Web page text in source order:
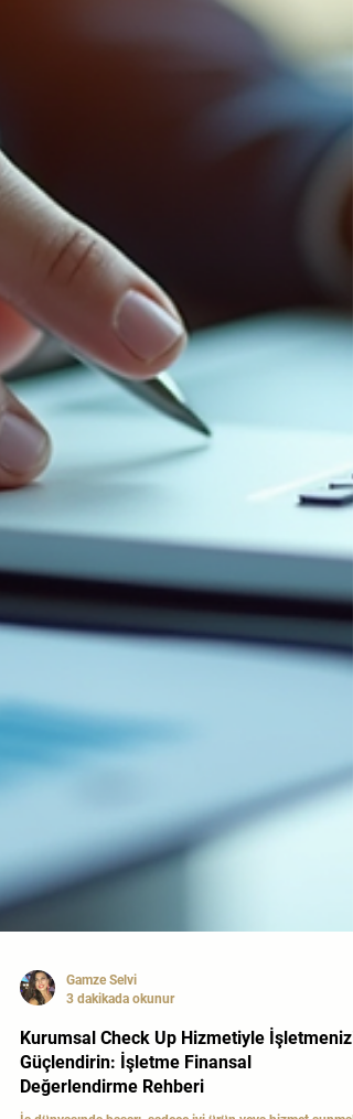
3 dakikada okunur
Kurumsal Check Up Hizmetiyle İşletmenizi
Güçlendirin: İşletme Finansal